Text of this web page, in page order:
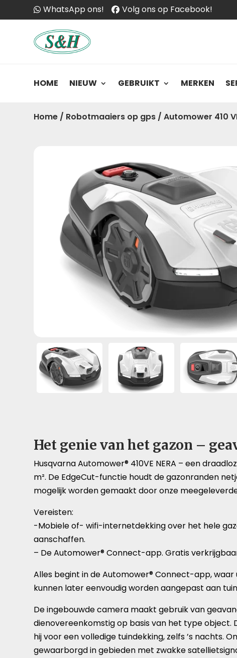
WhatsApp ons! Volg ons op Facebook!
HOME NIEUW GEBRUIKT MERKEN
Home / Robotmaaiers op gps /Automower 410
Het genie van het gazon –
Husqvarna Automower® 410VE NERA – een
m². De EdgeCut-functie houdt de gazonranden
mogelijk worden gemaakt door onze
Vereisten:
-Mobiele of- wifi-internetdekking over het hele
aanschaffen.
– De Automower® Connect-app. Gratis
Alles begint in de Automower® Connect-app,
kunnen later eenvoudig worden aangepast aan
De ingebouwde camera maakt gebruik van
dienovereenkomstig op basis van het type object.
hij voor een volledige tuindekking, zelfs ’s
gewaarborgd in gebieden met zwakke